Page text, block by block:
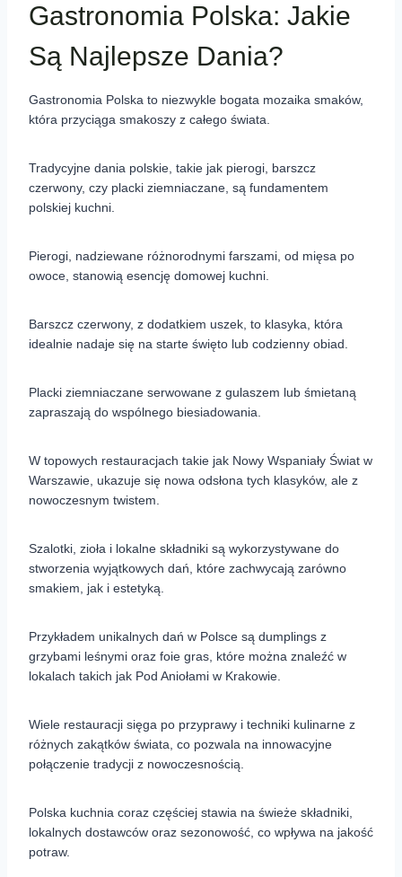
Gastronomia Polska: Jakie
Są Najlepsze Dania?
Gastronomia Polska to niezwykle bogata mozaika smaków,
która przyciąga smakoszy z całego świata.
Tradycyjne dania polskie, takie jak pierogi, barszcz
czerwony, czy placki ziemniaczane, są fundamentem
polskiej kuchni.
Pierogi, nadziewane różnorodnymi farszami, od mięsa po
owoce, stanowią esencję domowej kuchni.
Barszcz czerwony, z dodatkiem uszek, to klasyka, która
idealnie nadaje się na starte święto lub codzienny obiad.
Placki ziemniaczane serwowane z gulaszem lub śmietaną
zapraszają do wspólnego biesiadowania.
W topowych restauracjach takie jak Nowy Wspaniały Świat w
Warszawie, ukazuje się nowa odsłona tych klasyków, ale z
nowoczesnym twistem.
Szalotki, zioła i lokalne składniki są wykorzystywane do
stworzenia wyjątkowych dań, które zachwycają zarówno
smakiem, jak i estetyką.
Przykładem unikalnych dań w Polsce są dumplings z
grzybami leśnymi oraz foie gras, które można znaleźć w
lokalach takich jak Pod Aniołami w Krakowie.
Wiele restauracji sięga po przyprawy i techniki kulinarne z
różnych zakątków świata, co pozwala na innowacyjne
połączenie tradycji z nowoczesnością.
Polska kuchnia coraz częściej stawia na świeże składniki,
lokalnych dostawców oraz sezonowość, co wpływa na jakość
potraw.